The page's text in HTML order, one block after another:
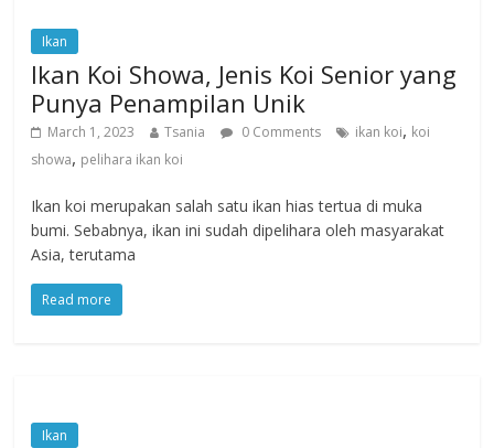
Ikan
Ikan Koi Showa, Jenis Koi Senior yang
Punya Penampilan Unik
March 1, 2023 Tsania 0 Comments ikan koi, koi
showa, pelihara ikan koi
Ikan koi merupakan salah satu ikan hias tertua di muka
bumi. Sebabnya, ikan ini sudah dipelihara oleh masyarakat
Asia, terutama
Read more
Ikan